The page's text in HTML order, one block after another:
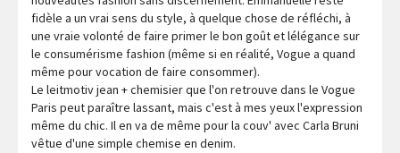
fidèle a un vrai sens du style, à quelque chose de réfléchi, à
une vraie volonté de faire primer le bon goût et lélégance sur
le consumérisme fashion (même si en réalité, Vogue a quand
même pour vocation de faire consommer).
Le leitmotiv jean + chemisier que l'on retrouve dans le Vogue
Paris peut paraître lassant, mais c'est à mes yeux l'expression
même du chic. Il en va de même pour la couv' avec Carla Bruni
vêtue d'une simple chemise en denim.